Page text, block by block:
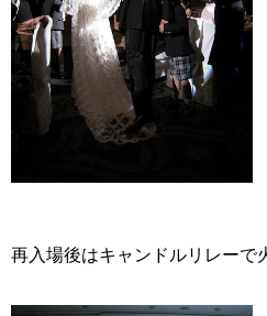
再入場後はキャンドルリレーで